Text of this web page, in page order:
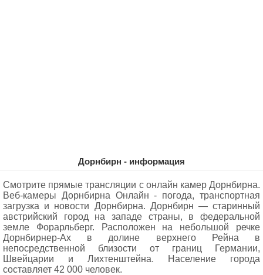
Дорнбирн - информация
Смотрите прямые трансляции с онлайн камер Дорнбирна.
Веб-камеры Дорнбирна Oнлайн - погода, транспортная
загрузка и новости Дорнбирна. Дорнбирн — старинный
австрийский город на западе страны, в федеральной
земле Форарльберг. Расположен на небольшой речке
Дорнбирнер-Ах в долине верхнего Рейна в
непосредственной близости от границ Германии,
Швейцарии и Лихтенштейна. Население города
составляет 42 000 человек.